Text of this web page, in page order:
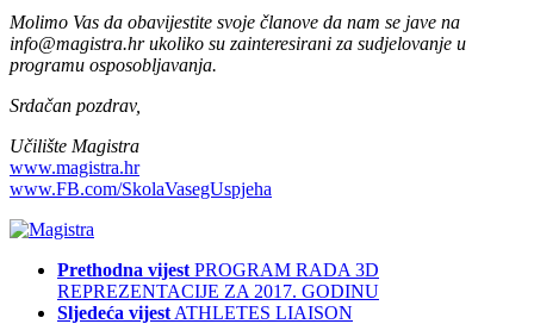
Molimo Vas da obavijestite svoje članove da nam se jave na
info@magistra.hr ukoliko su zainteresirani za sudjelovanje u
programu osposobljavanja.
Srdačan pozdrav,
Učilište Magistra
www.magistra.hr
www.FB.com/SkolaVasegUspjeha
Prethodna vijest PROGRAM RADA 3D
REPREZENTACIJE ZA 2017. GODINU
Sljedeća vijest ATHLETES LIAISON